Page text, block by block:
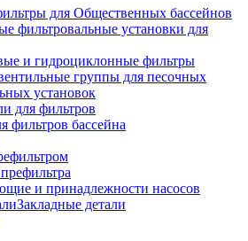
для Общественных бассейнов
фильтровальные установки для
и гидроциклонные фильтры
группы для песочных
установок
для фильтров
фильтров бассейна
и принадлежности насосов
Закладные детали